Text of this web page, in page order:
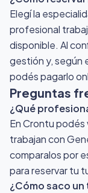
Elegí la
profesional
disponible. Al
gestión y, según
podés pagarlo
Preguntas
¿Qué
En Crontu podés
trabajan con
comparalos por
para reservar tu
¿Cómo saco